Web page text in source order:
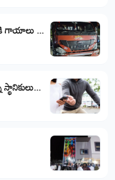
గాయాలు ​...